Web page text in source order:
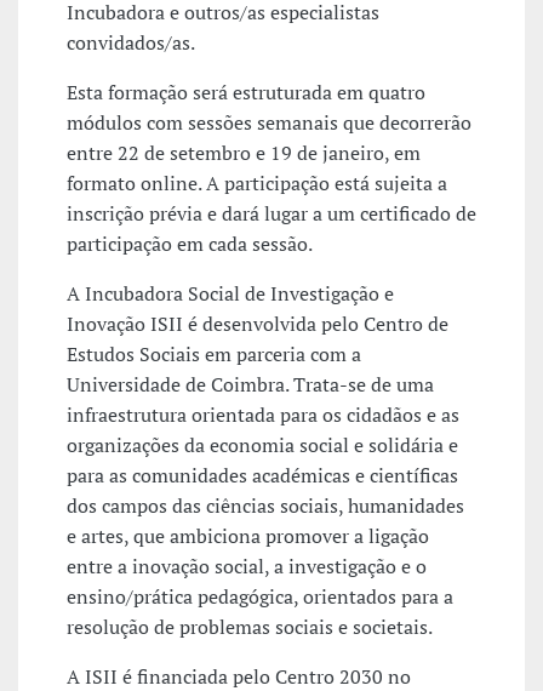
Incubadora e outros/as especialistas
convidados/as.
Esta formação será estruturada em quatro
módulos com sessões semanais que decorrerão
entre 22 de setembro e 19 de janeiro, em
formato online. A participação está sujeita a
inscrição prévia e dará lugar a um certificado de
participação em cada sessão.
A Incubadora Social de Investigação e
Inovação ISII é desenvolvida pelo Centro de
Estudos Sociais em parceria com a
Universidade de Coimbra. Trata-se de uma
infraestrutura orientada para os cidadãos e as
organizações da economia social e solidária e
para as comunidades académicas e científicas
dos campos das ciências sociais, humanidades
e artes, que ambiciona promover a ligação
entre a inovação social, a investigação e o
ensino/prática pedagógica, orientados para a
resolução de problemas sociais e societais.
A ISII é financiada pelo Centro 2030 no